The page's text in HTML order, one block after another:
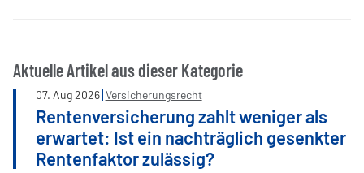
Aktuelle Artikel aus dieser Kategorie
07. Aug2026 Versicherungsrecht
Rentenversicherung zahlt weniger als
erwartet: Ist ein nachträglich gesenkter
Rentenfaktor zulässig?